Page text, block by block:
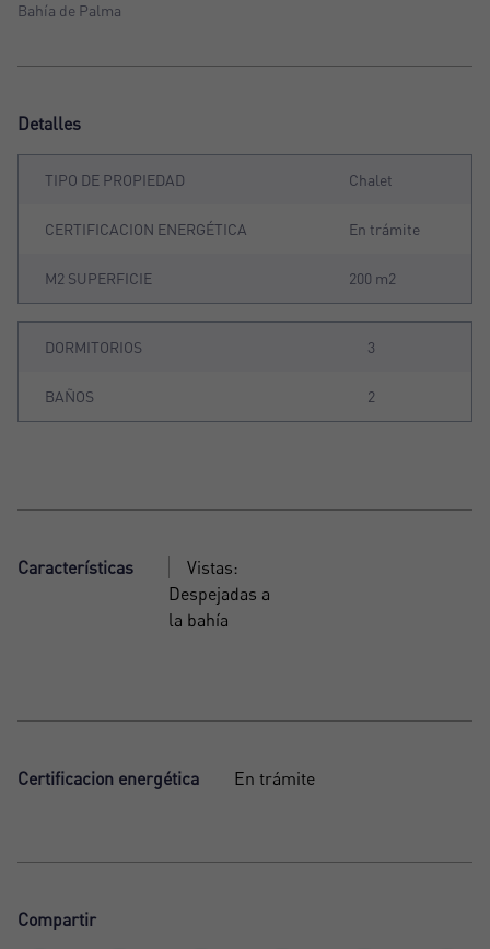
Bahía de Palma
Detalles
TIPO DE PROPIEDAD Chalet
CERTIFICACION ENERGÉTICA En trámite
M2 SUPERFICIE 200 m2
DORMITORIOS 3
BAÑOS 2
Características
Vistas:
Despejadas a
la bahía
Certificacion energética En trámite
Compartir